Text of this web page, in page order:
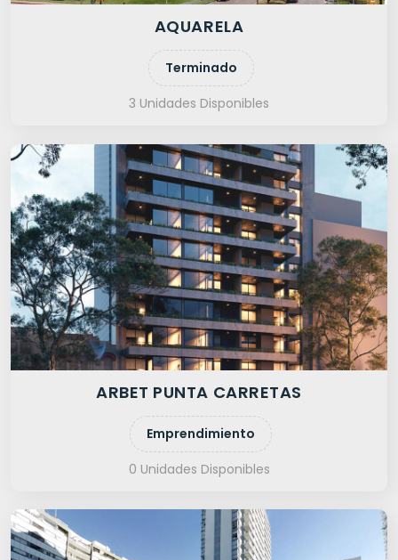
AQUARELA
Terminado
3 Unidades Disponibles
ARBET PUNTA CARRETAS
Emprendimiento
0 Unidades Disponibles